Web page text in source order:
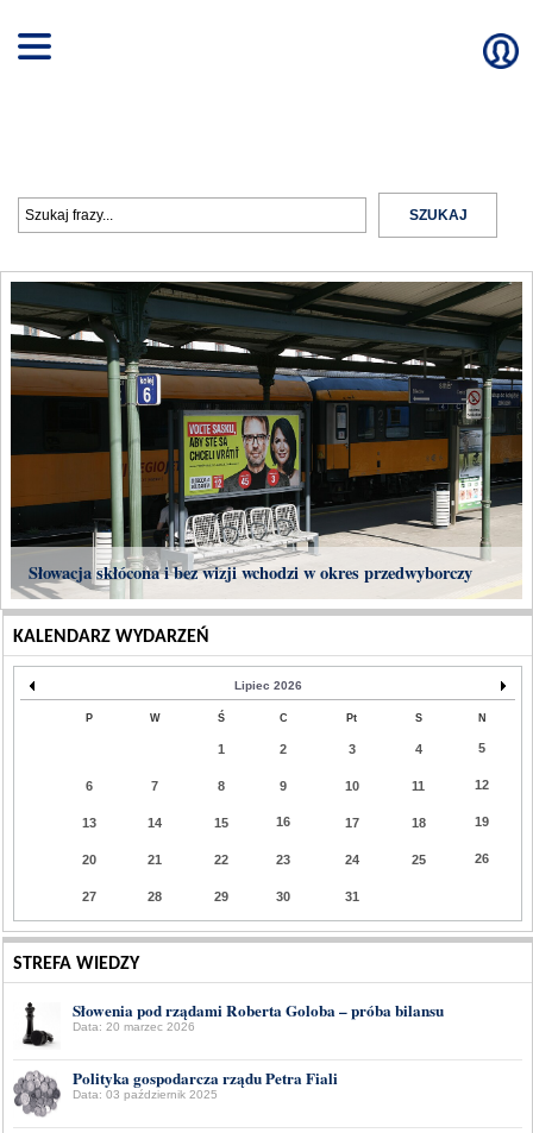
Słowacja skłócona i bez wizji wchodzi w okres przedwyborczy
KALENDARZ WYDARZEŃ
Lipiec 2026
P W Ś C Pt S N
1 2 3 4 5
6 7 8 9 10 11 12
13 14 15 16 17 18 19
20 21 22 23 24 25 26
27 28 29 30 31
STREFA WIEDZY
Słowenia pod rządami Roberta Goloba – próba bilansu
Data: 20 marzec 2026
Polityka gospodarcza rządu Petra Fiali
Data: 03 październik 2025